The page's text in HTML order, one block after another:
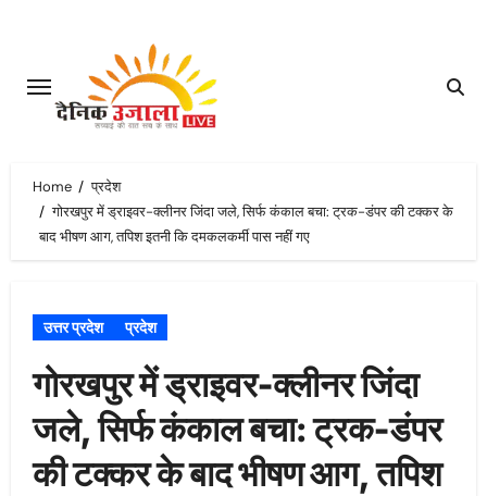
content
Home
प्रदेश
गोरखपुर में ड्राइवर-क्लीनर जिंदा जले, सिर्फ कंकाल बचा: ट्रक-डंपर की टक्कर के
बाद भीषण आग, तपिश इतनी कि दमकलकर्मी पास नहीं गए
उत्तर प्रदेश प्रदेश
गोरखपुर में ड्राइवर-क्लीनर जिंदा
जले, सिर्फ कंकाल बचा: ट्रक-डंपर
की टक्कर के बाद भीषण आग, तपिश